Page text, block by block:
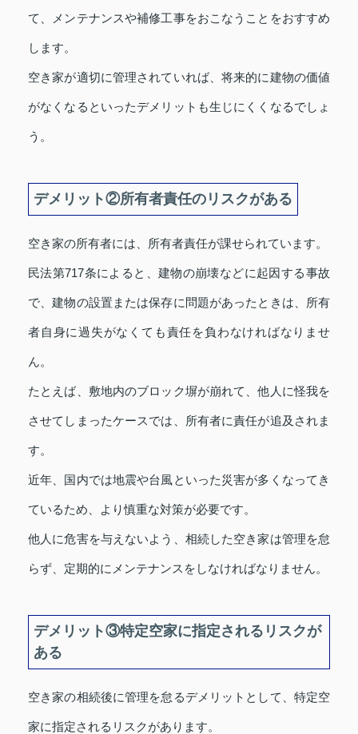
て、メンテナンスや補修工事をおこなうことをおすすめ
します。
空き家が適切に管理されていれば、将来的に建物の価値
がなくなるといったデメリットも生じにくくなるでしょ
う。
デメリット②所有者責任のリスクがある
空き家の所有者には、所有者責任が課せられています。
民法第717条によると、建物の崩壊などに起因する事故
で、建物の設置または保存に問題があったときは、所有
者自身に過失がなくても責任を負わなければなりませ
ん。
たとえば、敷地内のブロック塀が崩れて、他人に怪我を
させてしまったケースでは、所有者に責任が追及されま
す。
近年、国内では地震や台風といった災害が多くなってき
ているため、より慎重な対策が必要です。
他人に危害を与えないよう、相続した空き家は管理を怠
らず、定期的にメンテナンスをしなければなりません。
デメリット③特定空家に指定されるリスクが
ある
空き家の相続後に管理を怠るデメリットとして、特定空
家に指定されるリスクがあります。